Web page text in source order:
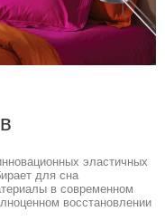
эластичных
для сна
в современном
восстановлении